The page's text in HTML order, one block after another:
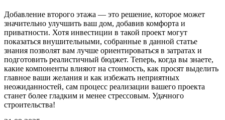
Добавление второго этажа — это решение, которое может
значительно улучшить ваш дом, добавив комфорта и
приватности. Хотя инвестиции в такой проект могут
показаться внушительными, собранные в данной статье
знания позволят вам лучше ориентироваться в затратах и
подготовить реалистичный бюджет. Теперь, когда вы знаете,
какие компоненты влияют на стоимость, как просят выделить
главное ваши желания и как избежать неприятных
неожиданностей, сам процесс реализации вашего проекта
станет более гладким и менее стрессовым. Удачного
строительства!